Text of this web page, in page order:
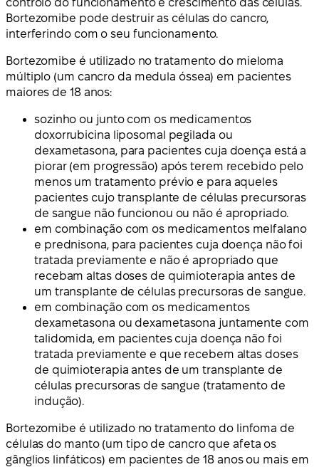
controlo do funcionamento e crescimento das células.
Bortezomibe pode destruir as células do cancro,
interferindo com o seu funcionamento.
Bortezomibe é utilizado no tratamento do mieloma
múltiplo (um cancro da medula óssea) em pacientes
maiores de 18 anos:
sozinho ou junto com os medicamentos
doxorrubicina liposomal pegilada ou
dexametasona, para pacientes cuja doença está a
piorar (em progressão) após terem recebido pelo
menos um tratamento prévio e para aqueles
pacientes cujo transplante de células precursoras
de sangue não funcionou ou não é apropriado.
em combinação com os medicamentos melfalano
e prednisona, para pacientes cuja doença não foi
tratada previamente e não é apropriado que
recebam altas doses de quimioterapia antes de
um transplante de células precursoras de sangue.
em combinação com os medicamentos
dexametasona ou dexametasona juntamente com
talidomida, em pacientes cuja doença não foi
tratada previamente e que recebem altas doses
de quimioterapia antes de um transplante de
células precursoras de sangue (tratamento de
indução).
Bortezomibe é utilizado no tratamento do linfoma de
células do manto (um tipo de cancro que afeta os
gânglios linfáticos) em pacientes de 18 anos ou mais em